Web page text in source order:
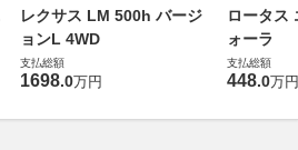
レクサス LM 500h バージ
ョンL 4WD
支払総額
1698.0万円
ロータス
ォーラ
支払総額
448.0万円